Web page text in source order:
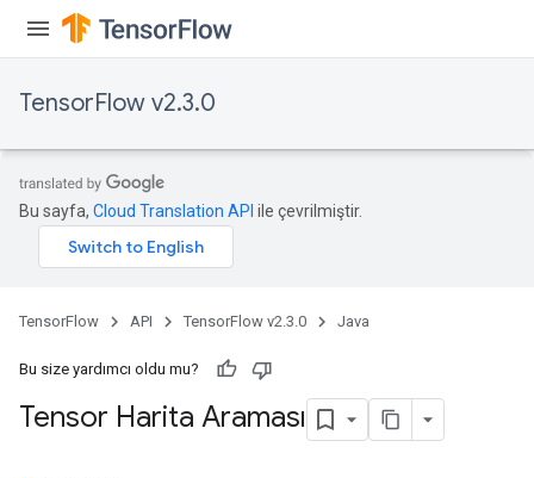
TensorFlow v2.3.0
Bu sayfa, Cloud Translation API ile çevrilmiştir.
TensorFlow API TensorFlow v2.3.0 Java
Bu size yardımcı oldu mu?
Tensor Harita Araması